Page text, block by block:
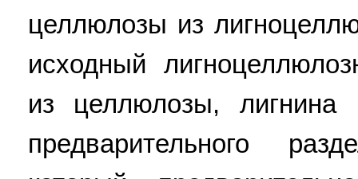
целлюлозы из
исходный
из целлюлозы, лигнина
предварительного